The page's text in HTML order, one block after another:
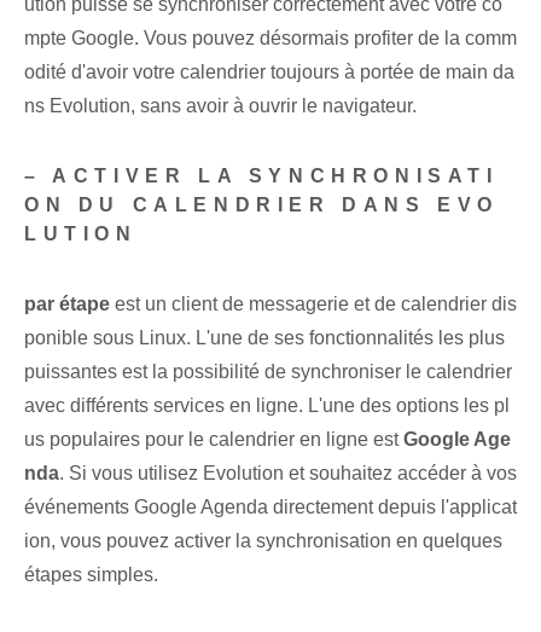
ution puisse se synchroniser correctement avec votre co
mpte Google. Vous pouvez désormais profiter de la comm
odité d'avoir votre calendrier toujours à portée de main da
ns Evolution, sans avoir à ouvrir le navigateur.
– ACTIVER LA SYNCHRONISATI
ON DU CALENDRIER DANS EVO
LUTION
par étape est un client de messagerie et de calendrier dis
ponible sous Linux. L'une de ses fonctionnalités les plus
puissantes est la possibilité de synchroniser le calendrier
avec différents services en ligne. L'une des options les pl
us populaires pour le calendrier en ligne estGoogle Age
nda. ‌Si vous utilisez Evolution et souhaitez accéder à vos
événements Google Agenda directement depuis l'applicat
ion, vous pouvez activer la synchronisation en quelques
étapes simples.